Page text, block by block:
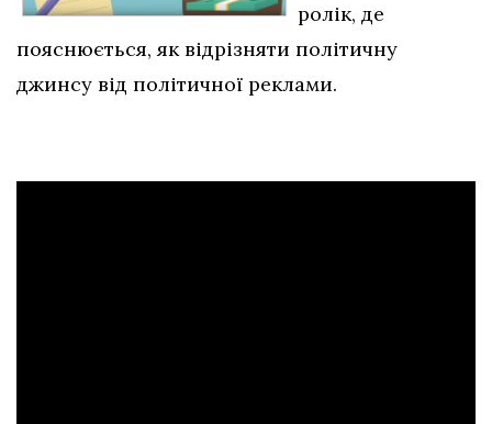
ролік, де
пояснюється, як відрізняти політичну
джинсу від політичної реклами.